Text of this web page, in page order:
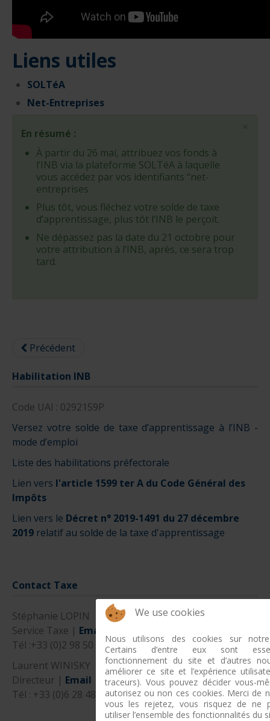
Liens utiles
SOLTéA
Net-Entreprises
En résumé :
À partir du 26 mai, attribuez vos fonds à
l’INB via la plateforme SOLTéA à laquelle
vous accédez par vos identifiants “net-
entreprises
Plus tôt, vous fléchez votre solde de taxe
d’apprentissage, plus tôt l’INB le perçoit.
Ne dépassez pas la date du 21 octobre pour
votre attribution à l’INB, après, ce sera trop
tard.
Précédent
Habilitation INB
Code UAI : 0292159P
Versez votre solde de taxe d’apprentissage à l’INB -
mode d’emploi
Liste des habilitations préfectorale
Lien vers l'article 1599 ter A du Code Général des
Impôts
Lien vers le Décret n° 2019-1491 du 27 décembre
2019 relatif au solde de la taxe d'apprentissage
Contact Taxe
Stéphanie LOPIN
Service Taxe | Email
Tél :+33 (0)2 98 50 12 54
Laurent WINISKY
Directeur | Email
Tél : +33 (0)6 28 48 34 07
We use cookies
Nous utilisons des cookies sur
Certains d’entre eux sont
fonctionnement du site et d’autres
améliorer ce site et l’expérience
traceurs). Vous pouvez décider vous-
autorisez ou non ces cookies. Merci de
vous les rejetez, vous risquez de ne
utiliser l’ensemble des fonctionnalités du